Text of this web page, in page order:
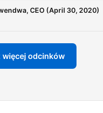
CEO (April 30, 2020)
więcej odcinków